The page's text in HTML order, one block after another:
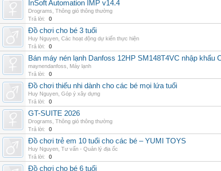
InSoft Automation IMP v14.4
Drograms Thông gió thông thường
Trả lời:
0
Đồ chơi cho bé 3 tuổi
Huy Nguyen Các hoạt động dự kiến thực hiện
Trả lời:
0
Bán máy nén lạnh Danfoss 12HP SM148T4VC nhập khẩu
maynendanfoss
Máy lạnh
Trả lời:
0
Đồ chơi thiếu nhi dành cho các bé mọi lứa tuổi
Huy Nguyen Góp ý xây dựng
Trả lời:
0
GT-SUITE 2026
Drograms Thông gió thông thường
Trả lời:
0
Đồ chơi trẻ em 10 tuổi cho các bé – YUMI TOYS
Huy Nguyen Tư vấn - Quản lý địa ốc
Trả lời:
0
Đồ chơi cho bé 6 tuổi